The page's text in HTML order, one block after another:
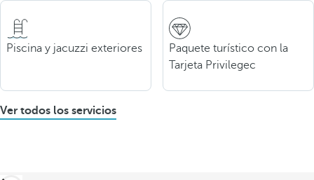
Piscina y jacuzzi exteriores
Paquete turístico con la
Tarjeta Privilegec
Ver todos los servicios